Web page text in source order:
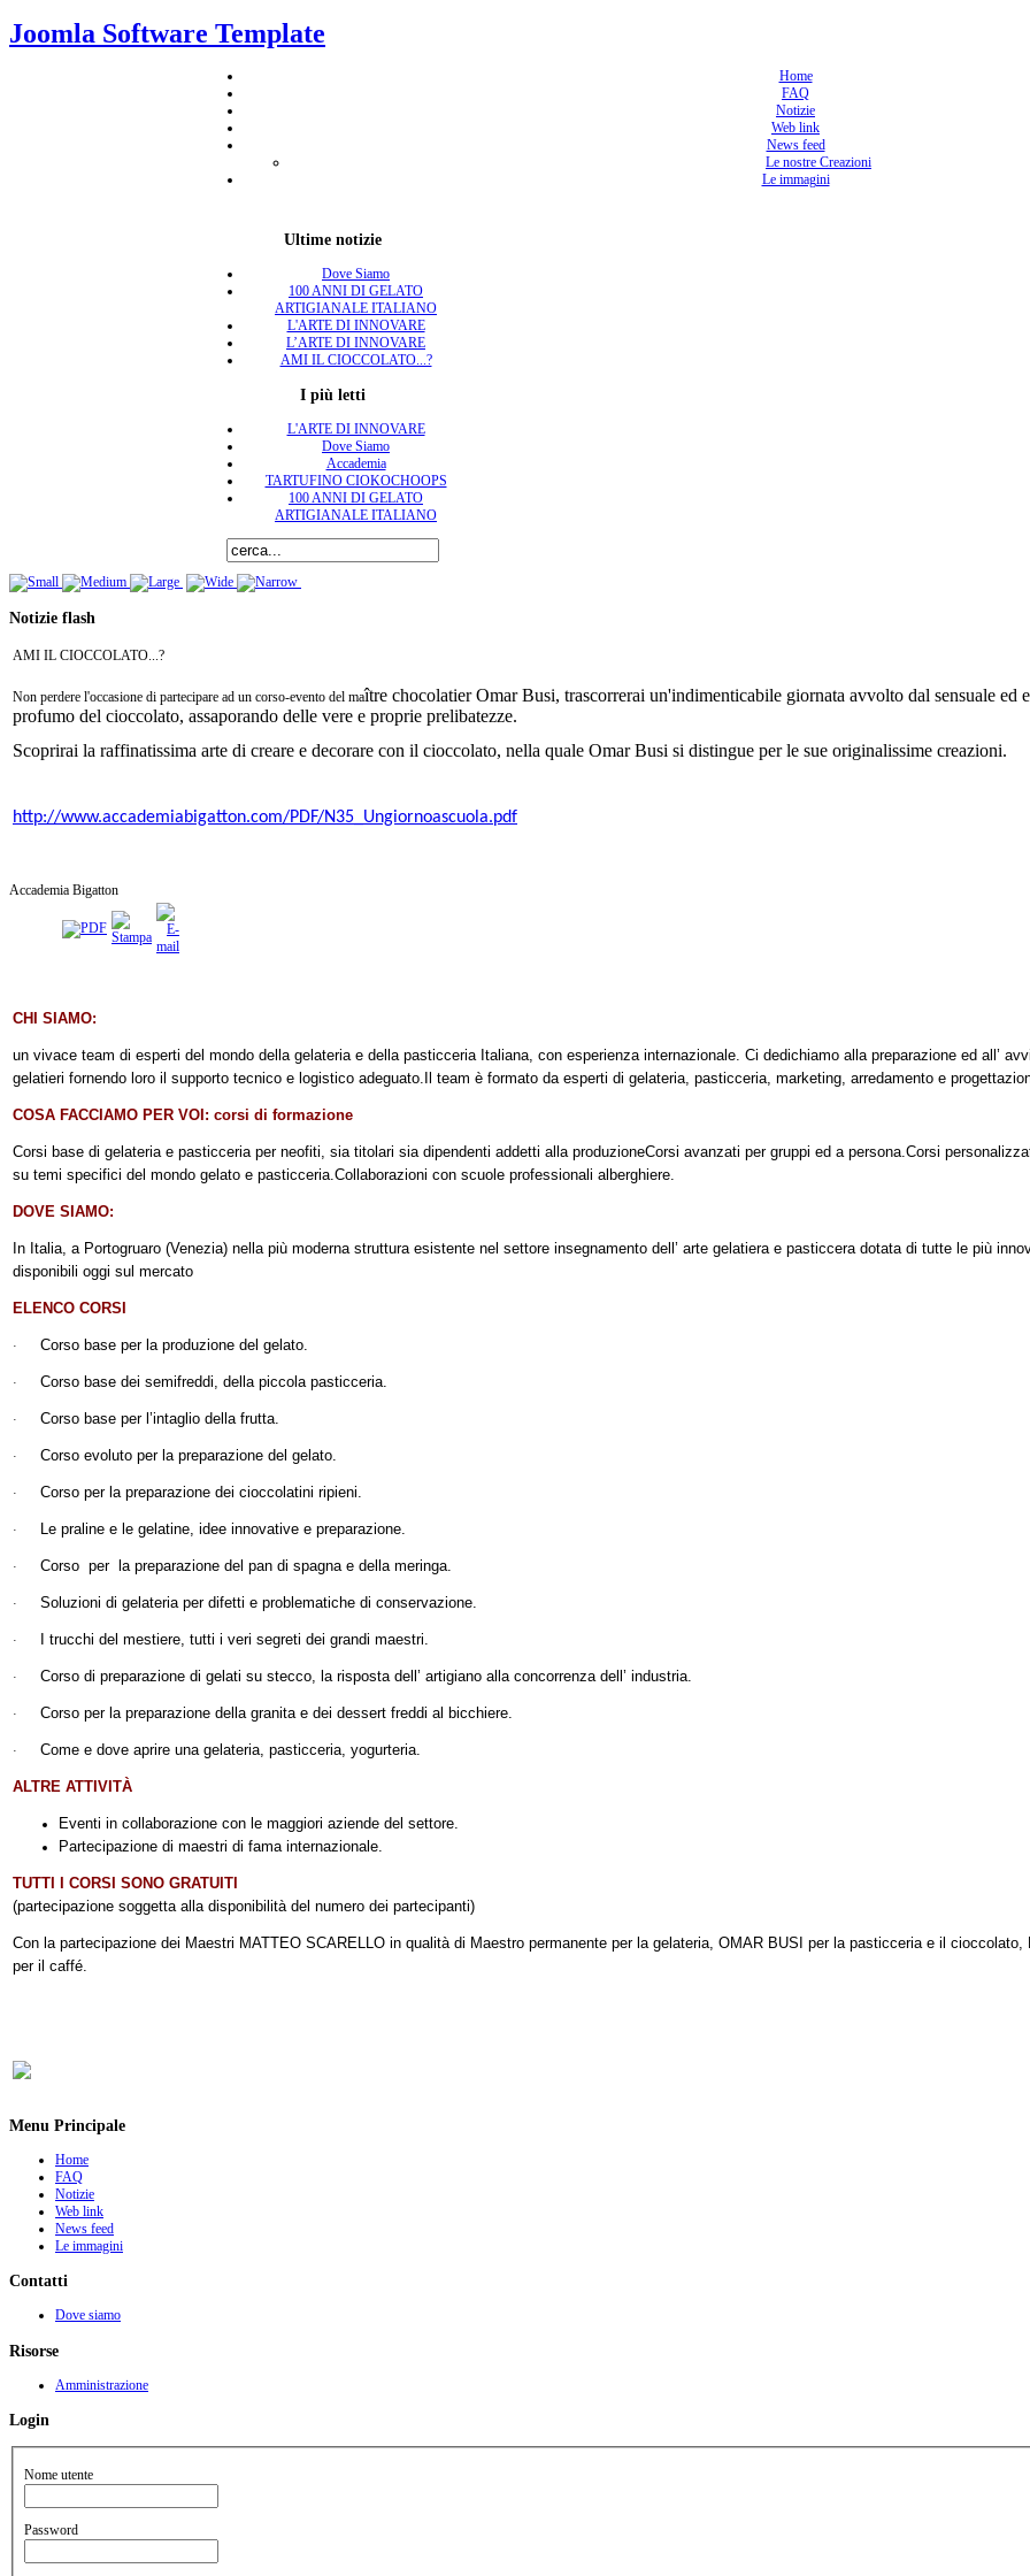
Joomla Software Template
Home
FAQ
Notizie
Web link
News feed
Le nostre Creazioni
Le immagini
Ultime notizie
Dove Siamo
100 ANNI DI GELATO
ARTIGIANALE ITALIANO
L'ARTE DI INNOVARE
L’ARTE DI INNOVARE
AMI IL CIOCCOLATO...?
I più letti
L'ARTE DI INNOVARE
Dove Siamo
Accademia
TARTUFINO CIOKOCHOOPS
100 ANNI DI GELATO
ARTIGIANALE ITALIANO
Notizie flash
AMI IL CIOCCOLATO...?
Non perdere l'occasione di partecipare ad un corso-evento del maître chocolatier Omar Busi, trascorrerai un'indimenticabile giornata avvolto dal sensuale ed
profumo del cioccolato, assaporando delle vere e proprie prelibatezze.
Scoprirai la raffinatissima arte di creare e decorare con il cioccolato, nella quale Omar Busi si distingue per le sue originalissime creazioni.
http://www.accademiabigatton.com/PDF/N35_Ungiornoascuola.pdf
Accademia Bigatton
CHI SIAMO:
un vivace team di esperti del mondo della gelateria e della pasticceria Italiana, con esperienza internazionale. Ci dedichiamo alla preparazione ed all’
gelatieri fornendo loro il supporto tecnico e logistico adeguato. Il team è formato da esperti di gelateria, pasticceria, marketing, arredamento e
COSA FACCIAMO PER VOI: corsi di formazione
Corsi base di gelateria e pasticceria per neofiti, sia titolari sia dipendenti addetti alla produzioneCorsi avanzati per gruppi ed a persona.Corsi
su temi specifici del mondo gelato e pasticceria.Collaborazioni con scuole professionali alberghiere.
DOVE SIAMO:
In Italia, a Portogruaro (Venezia) nella più moderna struttura esistente nel settore insegnamento dell’ arte gelatiera e pasticcera dotata di tutte le più
disponibili oggi sul mercato
ELENCO CORSI
· Corso base per la produzione del gelato.
· Corso base dei semifreddi, della piccola pasticceria.
· Corso base per l’intaglio della frutta.
· Corso evoluto per la preparazione del gelato.
· Corso per la preparazione dei cioccolatini ripieni.
· Le praline e le gelatine, idee innovative e preparazione.
· Corso per la preparazione del pan di spagna e della meringa.
· Soluzioni di gelateria per difetti e problematiche di conservazione.
· I trucchi del mestiere, tutti i veri segreti dei grandi maestri.
· Corso di preparazione di gelati su stecco, la risposta dell’ artigiano alla concorrenza dell’ industria.
· Corso per la preparazione della granita e dei dessert freddi al bicchiere.
· Come e dove aprire una gelateria, pasticceria, yogurteria.
ALTRE ATTIVITÀ
Eventi in collaborazione con le maggiori aziende del settore.
Partecipazione di maestri di fama internazionale.
TUTTI I CORSI SONO GRATUITI
(partecipazione soggetta alla disponibilità del numero dei partecipanti)
Con la partecipazione dei Maestri MATTEO SCARELLO in qualità di Maestro permanente per la gelateria, OMAR BUSI per la pasticceria e il cioccolato,
per il caffé.
Menu Principale
Home
FAQ
Notizie
Web link
News feed
Le immagini
Contatti
Dove siamo
Risorse
Amministrazione
Login
Nome utente
Password